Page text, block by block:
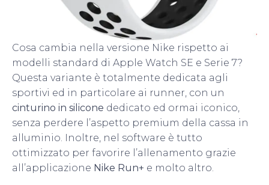
Cosa cambia nella versione Nike rispetto ai
modelli standard di Apple Watch SE e Serie 7?
Questa variante è totalmente dedicata agli
sportivi ed in particolare ai runner, con un
cinturino in silicone dedicato ed ormai iconico,
senza perdere l’aspetto premium della cassa in
alluminio. Inoltre, nel software è tutto
ottimizzato per favorire l’allenamento grazie
all’applicazione Nike Run+ e molto altro.